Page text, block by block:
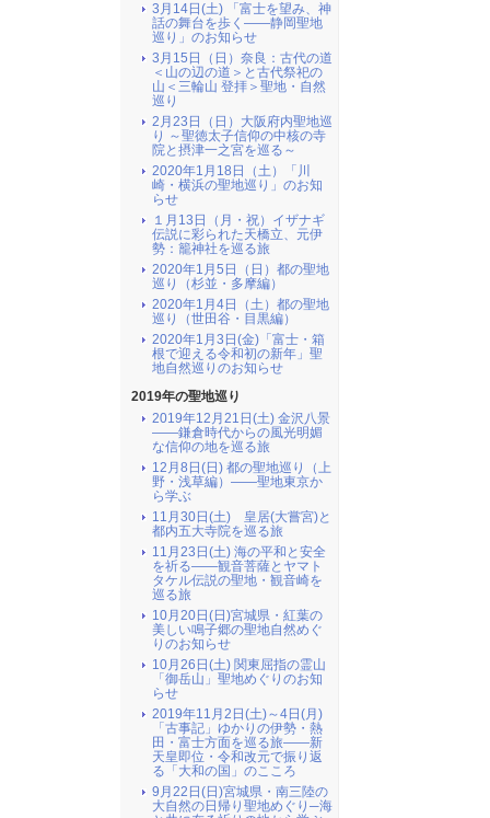
3月14日(土) 「富士を望み、神
話の舞台を歩く――静岡聖地
巡り」のお知らせ
3月15日（日）奈良：古代の道
＜山の辺の道＞と古代祭祀の
山＜三輪山 登拝＞聖地・自然
巡り
2月23日（日）大阪府内聖地巡
り ～聖徳太子信仰の中核の寺
院と摂津一之宮を巡る～
2020年1月18日（土）「川
崎・横浜の聖地巡り」のお知
らせ
１月13日（月・祝）イザナギ
伝説に彩られた天橋立、元伊
勢：籠神社を巡る旅
2020年1月5日（日）都の聖地
巡り（杉並・多摩編）
2020年1月4日（土）都の聖地
巡り（世田谷・目黒編）
2020年1月3日(金)「富士・箱
根で迎える令和初の新年」聖
地自然巡りのお知らせ
2019年の聖地巡り
2019年12月21日(土) 金沢八景
――鎌倉時代からの風光明媚
な信仰の地を巡る旅
12月8日(日) 都の聖地巡り（上
野・浅草編）――聖地東京か
ら学ぶ
11月30日(土) 皇居(大嘗宮)と
都内五大寺院を巡る旅
11月23日(土) 海の平和と安全
を祈る――観音菩薩とヤマト
タケル伝説の聖地・観音崎を
巡る旅
10月20日(日)宮城県・紅葉の
美しい鳴子郷の聖地自然めぐ
りのお知らせ
10月26日(土) 関東屈指の霊山
「御岳山」聖地めぐりのお知
らせ
2019年11月2日(土)～4日(月)
「古事記」ゆかりの伊勢・熱
田・富士方面を巡る旅――新
天皇即位・令和改元で振り返
る「大和の国」のこころ
9月22日(日)宮城県・南三陸の
大自然の日帰り聖地めぐり─海